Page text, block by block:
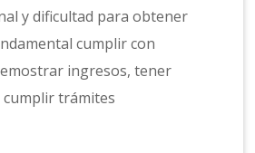
y dificultad para obtener
cumplir con
ingresos, tener
trámites